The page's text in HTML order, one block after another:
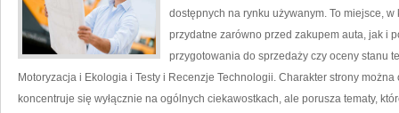
dostępnych na rynku używanym. To miejsce,
przydatne zarówno przed zakupem auta, jak i
przygotowania do sprzedaży czy oceny stanu
Motoryzacja i Ekologia i Testy i Recenzje Technologii. Charakter strony
koncentruje się wyłącznie na ogólnych ciekawostkach, ale porusza tematy,